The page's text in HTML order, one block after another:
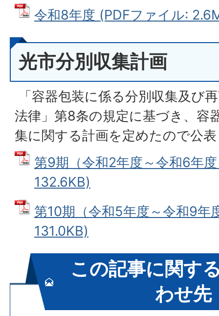
令和8年度 (PDFファイル:
光市分別収集計画
「容器包装に係る分別収集及び
法律」第8条の規定に基づき、容
集に関する計画を定めたので公
第9期（令和2年度～令和6年
132.6KB)
第10期（令和5年度～令和9年
131.0KB)
この記事に関す
わせ先